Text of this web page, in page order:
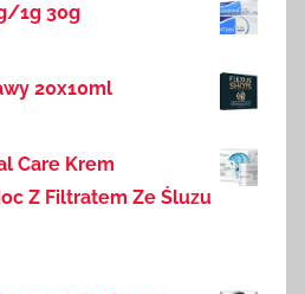
1g 30g
20x10ml
Care Krem
Z Filtratem Ze Śluzu